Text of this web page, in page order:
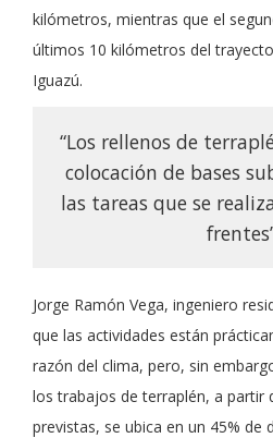
kilómetros, mientras que el
últimos 10 kilómetros del
Iguazú.
“Los rellenos de
colocación de bases
las tareas que se
Jorge Ramón Vega, ingeniero
que las actividades están
razón del clima, pero, sin
los trabajos de terraplén, a partir
previstas, se ubica en un 45% de